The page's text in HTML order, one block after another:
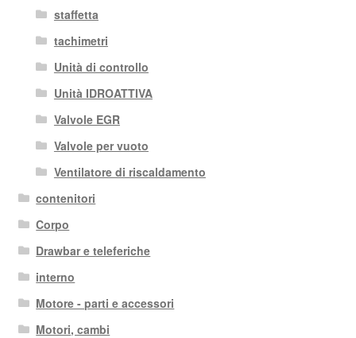
staffetta
tachimetri
Unità di controllo
Unità IDROATTIVA
Valvole EGR
Valvole per vuoto
Ventilatore di riscaldamento
contenitori
Corpo
Drawbar e teleferiche
interno
Motore - parti e accessori
Motori, cambi